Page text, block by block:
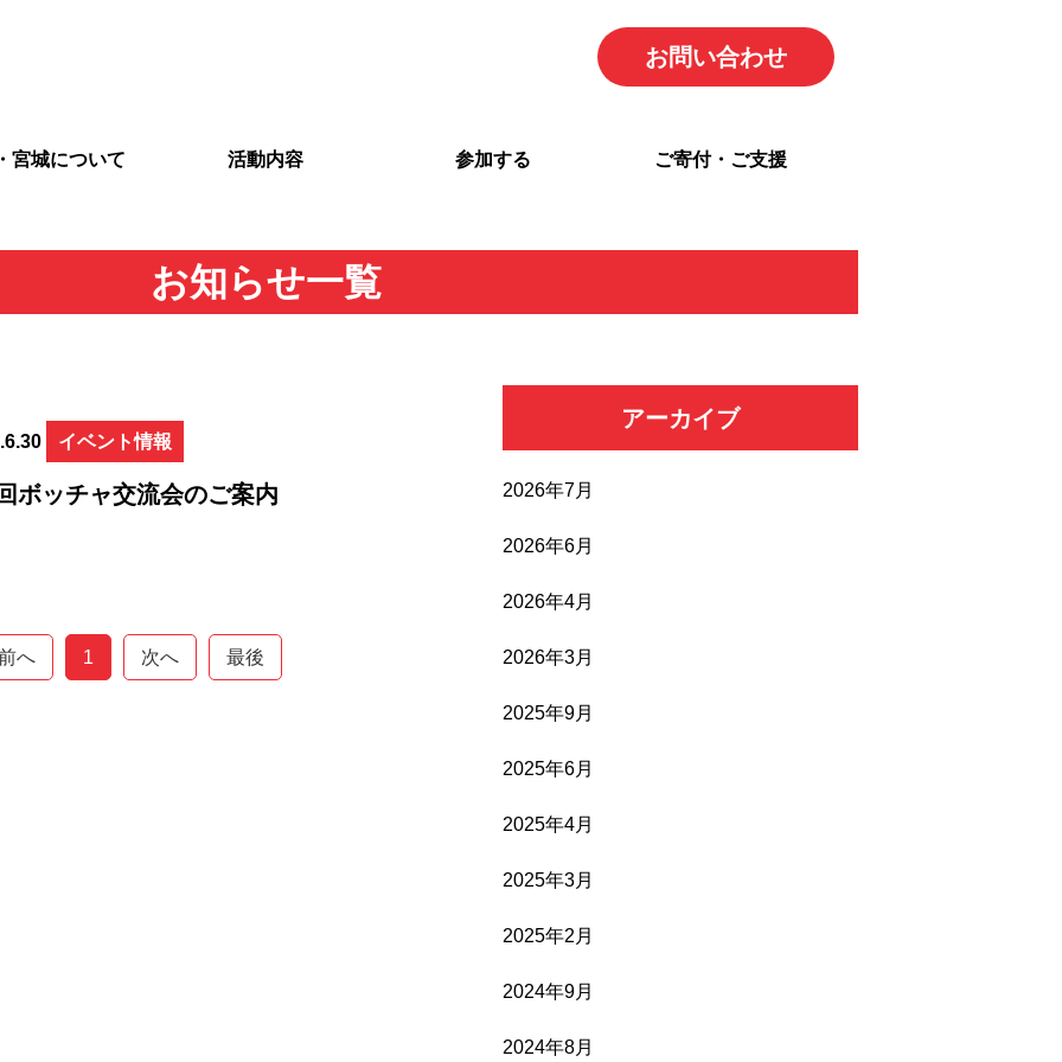
お問い合わせ
宮城について 活動内容 参加する ご寄付・ご支援
お知らせ一覧
イベント情報
ボッチャ交流会のご案内
へ 1 次へ 最後
アーカイブ
2026年7月
2026年6月
2026年4月
2026年3月
2025年9月
2025年6月
2025年4月
2025年3月
2025年2月
2024年9月
2024年8月